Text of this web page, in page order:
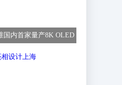
国内首家量产8K OLED